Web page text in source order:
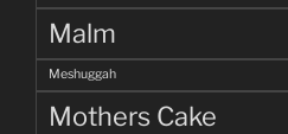
Malm
Meshuggah
Mothers Cake